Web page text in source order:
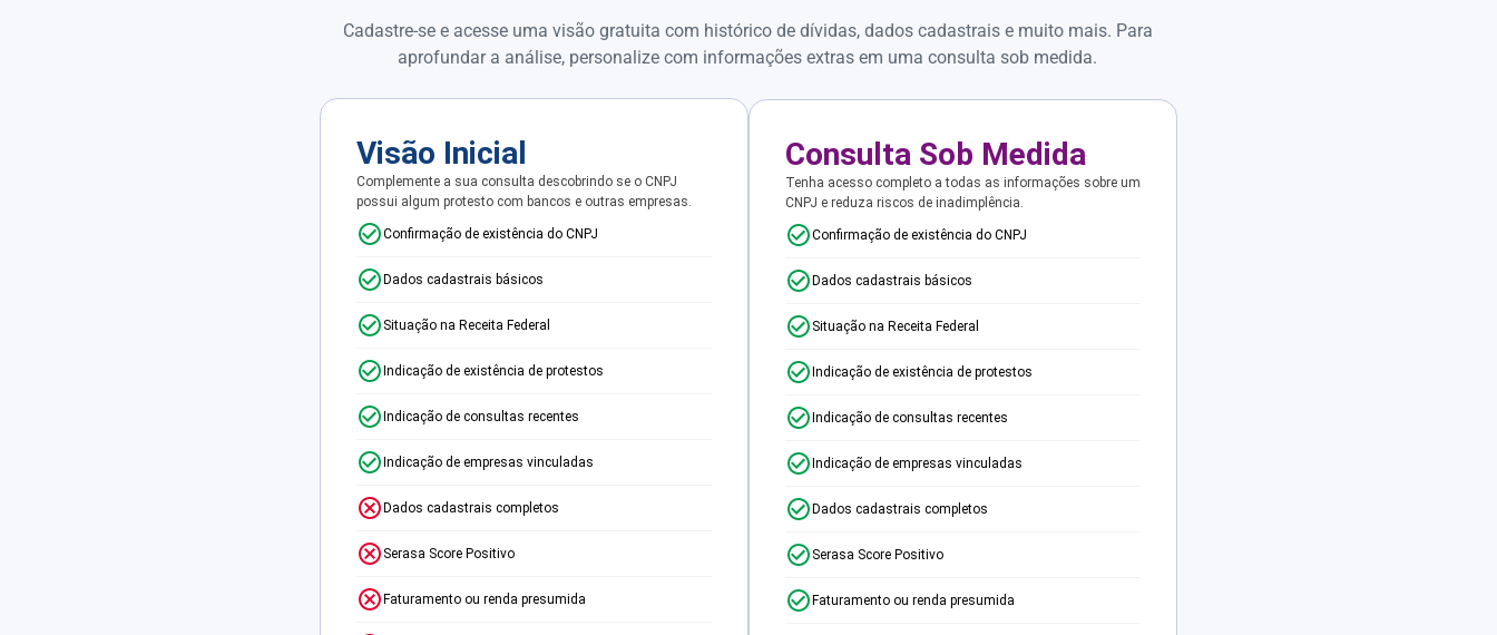
Cadastre-se e acesse uma visão gratuita com histórico de dívidas, dados cadastrais e muito mais. Para
aprofundar a análise, personalize com informações extras em uma consulta sob medida.
Visão Inicial
Complemente a sua consulta descobrindo se o CNPJ
possui algum protesto com bancos e outras empresas.
Confirmação de existência do CNPJ
Dados cadastrais básicos
Situação na Receita Federal
Indicação de existência de protestos
Indicação de consultas recentes
Indicação de empresas vinculadas
Dados cadastrais completos
Serasa Score Positivo
Faturamento ou renda presumida
Consulta Sob Medida
Tenha acesso completo a todas as informações sobre um
CNPJ e reduza riscos de inadimplência.
Confirmação de existência do CNPJ
Dados cadastrais básicos
Situação na Receita Federal
Indicação de existência de protestos
Indicação de consultas recentes
Indicação de empresas vinculadas
Dados cadastrais completos
Serasa Score Positivo
Faturamento ou renda presumida